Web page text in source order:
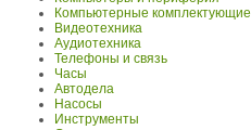
Компьютерные комплектующие
Видеотехника
Аудиотехника
Телефоны и связь
Часы
Автодела
Насосы
Инструменты